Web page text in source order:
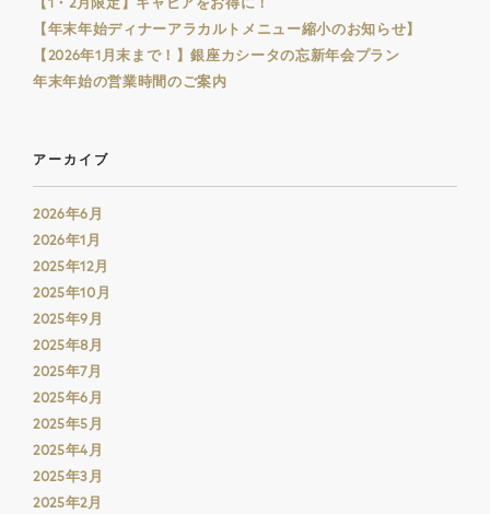
【年末年始ディナーアラカルトメニュー縮小のお知らせ】
【2026年1月末まで！】銀座カシータの忘新年会プラン
年末年始の営業時間のご案内
アーカイブ
2026年6月
2026年1月
2025年12月
2025年10月
2025年9月
2025年8月
2025年7月
2025年6月
2025年5月
2025年4月
2025年3月
2025年2月